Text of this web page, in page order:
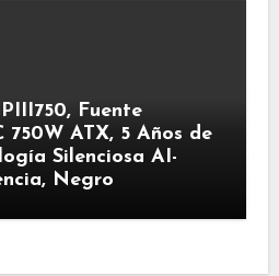
Fuente
750W ATX, 5 Años de
Silenciosa AI-
Negro